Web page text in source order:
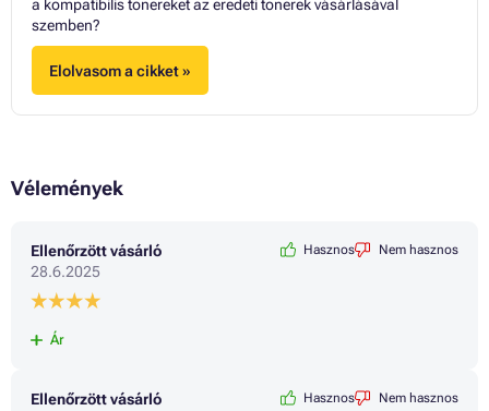
a kompatibilis tonereket az eredeti tonerek vásárlásával
szemben?
Elolvasom a cikket »
Vélemények
Ellenőrzött vásárló
28.6.2025
Hasznos Nem hasznos
Ár
Ellenőrzött vásárló
Hasznos Nem hasznos